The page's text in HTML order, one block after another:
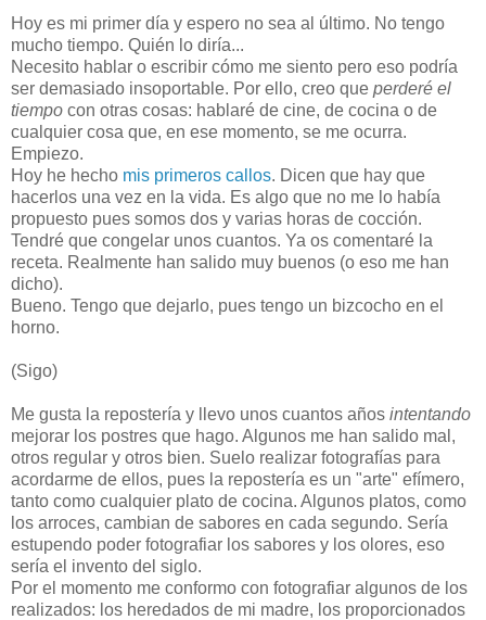
Hoy es mi primer día y espero no sea al último. No tengo
mucho tiempo. Quién lo diría...
Necesito hablar o escribir cómo me siento pero eso podría
ser demasiado insoportable. Por ello, creo que perderé el
tiempo con otras cosas: hablaré de cine, de cocina o de
cualquier cosa que, en ese momento, se me ocurra.
Empiezo.
Hoy he hecho mis primeros callos. Dicen que hay que
hacerlos una vez en la vida. Es algo que no me lo había
propuesto pues somos dos y varias horas de cocción.
Tendré que congelar unos cuantos. Ya os comentaré la
receta. Realmente han salido muy buenos (o eso me han
dicho).
Bueno. Tengo que dejarlo, pues tengo un bizcocho en el
horno.
(Sigo)
Me gusta la repostería y llevo unos cuantos años intentando
mejorar los postres que hago. Algunos me han salido mal,
otros regular y otros bien. Suelo realizar fotografías para
acordarme de ellos, pues la repostería es un "arte" efímero,
tanto como cualquier plato de cocina. Algunos platos, como
los arroces, cambian de sabores en cada segundo. Sería
estupendo poder fotografiar los sabores y los olores, eso
sería el invento del siglo.
Por el momento me conformo con fotografiar algunos de los
realizados: los heredados de mi madre, los proporcionados